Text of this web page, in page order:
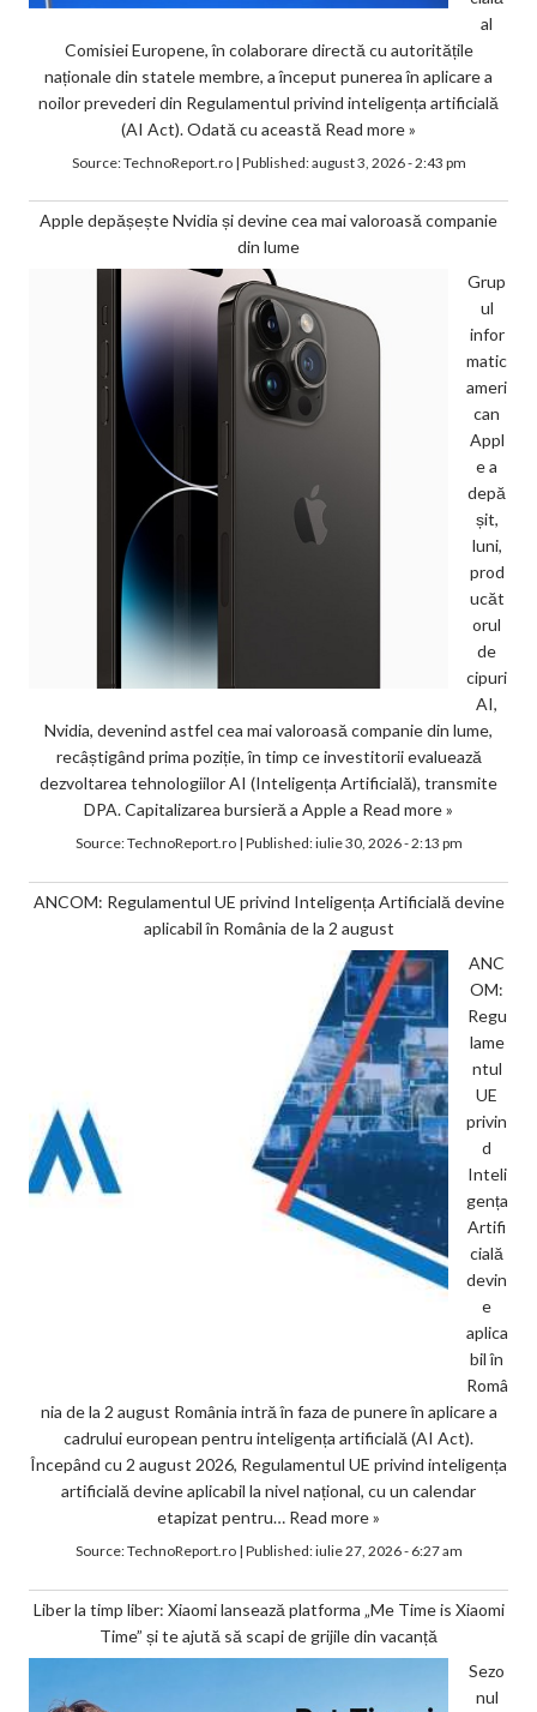
al
Comisiei Europene, în colaborare directă cu autoritățile
naționale din statele membre, a început punerea în aplicare a
noilor prevederi din Regulamentul privind inteligența artificială
(AI Act). Odată cu această Read more »
Source:TechnoReport.ro| Published:august 3, 2026 - 2:43 pm
Apple depășește Nvidia și devine cea mai valoroasă companie
din lume
Grup
ul
infor
matic
ameri
can
Appl
e a
depă
șit,
luni,
prod
ucăt
orul
de
cipuri
AI,
Nvidia, devenind astfel cea mai valoroasă companie din lume,
recâștigând prima poziție, în timp ce investitorii evaluează
dezvoltarea tehnologiilor AI (Inteligența Artificială), transmite
DPA. Capitalizarea bursieră a Apple a Read more »
Source:TechnoReport.ro| Published:iulie 30, 2026 - 2:13 pm
ANCOM: Regulamentul UE privind Inteligența Artificială devine
aplicabil în România de la 2 august
ANC
OM:
Regu
lame
ntul
UE
privin
d
Inteli
gența
Artifi
cială
devin
e
aplica
bil în
Româ
nia de la 2 august România intră în faza de punere în aplicare a
cadrului european pentru inteligența artificială (AI Act).
Începând cu 2 august 2026, Regulamentul UE privind inteligența
artificială devine aplicabil la nivel național, cu un calendar
etapizat pentru… Read more »
Source:TechnoReport.ro| Published:iulie 27, 2026 - 6:27 am
Liber la timp liber: Xiaomi lansează platforma „Me Time is Xiaomi
Time” și te ajută să scapi de grijile din vacanță
Sezo
nul